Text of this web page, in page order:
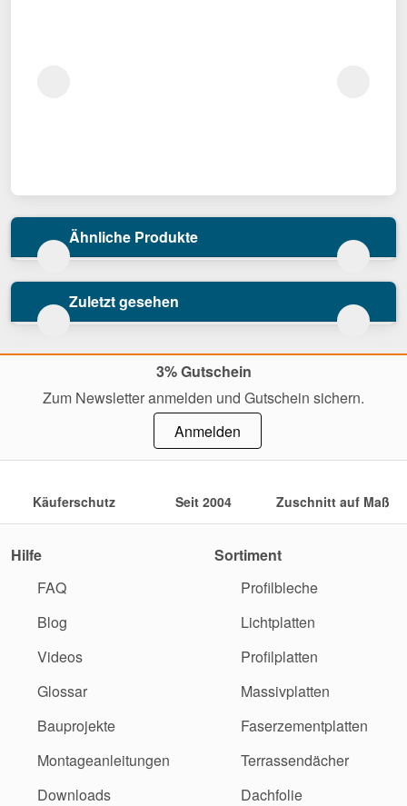
Ähnliche Produkte
Zuletzt gesehen
3% Gutschein
Zum Newsletter anmelden und Gutschein sichern.
Anmelden
Käuferschutz Seit 2004 Zuschnitt auf Maß
Hilfe
FAQ
Blog
Videos
Glossar
Bauprojekte
Montageanleitungen
Downloads
Sortiment
Profilbleche
Lichtplatten
Profilplatten
Massivplatten
Faserzementplatten
Terrassendächer
Dachfolie